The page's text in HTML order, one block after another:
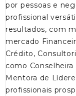
por pessoas e
profissional
resultados, com
mercado
Crédito,
como
Mentora de
profissionais